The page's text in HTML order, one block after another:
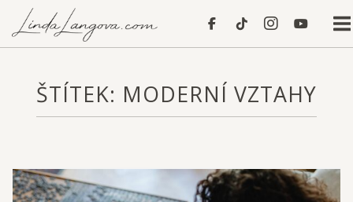
content
Home
ŠTÍTEK: MODERNÍ VZTAHY